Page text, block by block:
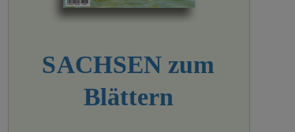
SACHSEN zum
Blättern